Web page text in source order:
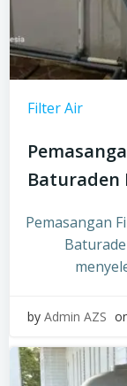
Filter Air
Baturaden
Pemasangan
by Admin AZS